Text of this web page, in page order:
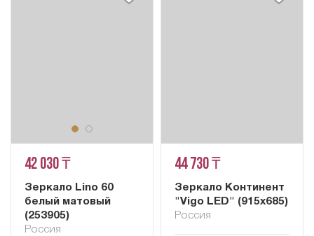
42 030 ₸
Зеркало Lino 60
белый матовый
(253905)
Россия
44 730 ₸
Зеркало Континент
"Vigo LED" (915x685)
Россия